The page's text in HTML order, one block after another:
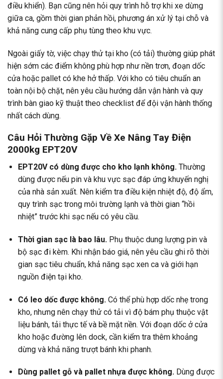
điều khiển). Bạn cũng nên hỏi quy trình hỗ trợ khi xe dừng
giữa ca, gồm thời gian phản hồi, phương án xử lý tại chỗ và
khả năng cung cấp phụ tùng theo khu vực.
Ngoài giấy tờ, việc chạy thử tại kho (có tải) thường giúp phát
hiện sớm các điểm không phù hợp như nền trơn, đoạn dốc
cửa hoặc pallet có khe hở thấp. Với kho có tiêu chuẩn an
toàn nội bộ chặt, nên yêu cầu hướng dẫn vận hành và quy
trình bàn giao kỹ thuật theo checklist để đội vận hành thống
nhất cách dùng.
Câu Hỏi Thường Gặp Về Xe Nâng Tay Điện
2000kg EPT20V
EPT20V có dùng được cho kho lạnh không.Thường
dùng được nếu pin và khu vực sạc đáp ứng khuyến nghị
của nhà sản xuất. Nên kiểm tra điều kiện nhiệt độ, độ ẩm,
quy trình sạc trong môi trường lạnh và thời gian “hồi
nhiệt” trước khi sạc nếu có yêu cầu.
Thời gian sạc là bao lâu.Phụ thuộc dung lượng pin và
bộ sạc đi kèm. Khi nhận báo giá, nên yêu cầu ghi rõ thời
gian sạc tiêu chuẩn, khả năng sạc xen ca và giới hạn
nguồn điện tại kho.
Có leo dốc được không. Có thể phù hợp dốc nhẹ trong
kho, nhưng nên chạy thử có tải vì độ bám phụ thuộc vật
liệu bánh, tải thực tế và bề mặt nền. Với đoạn dốc ở cửa
kho hoặc đường lên dock, cần kiểm tra thêm khoảng
dừng và khả năng trượt bánh khi phanh.
Dùng pallet gỗ và pallet nhựa được không.Dùng được